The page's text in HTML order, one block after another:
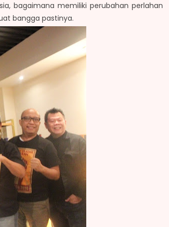
bagaimana memiliki perubahan perlahan
bangga pastinya.